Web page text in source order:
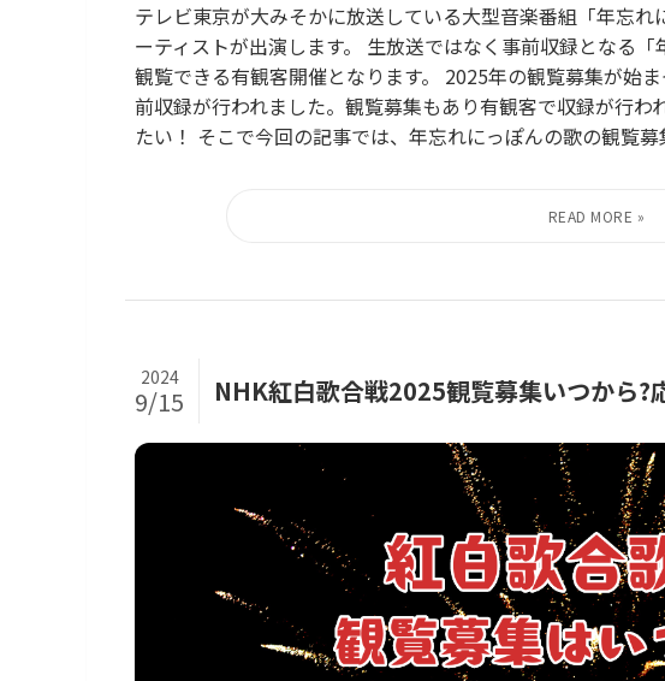
テレビ東京が大みそかに放送している大型音楽番組「年忘
ーティストが出演します。 生放送ではなく事前収録となる
観覧できる有観客開催となります。 2025年の観覧募集が始
前収録が行われました。観覧募集もあり有観客で収録が行
たい！ そこで今回の記事では、年忘れにっぽんの歌の観覧
NHK紅白歌合戦2025観覧募集いつから?
2024
9/15